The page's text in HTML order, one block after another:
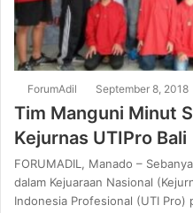
ForumAdil September 8, 2018
Tim Manguni Minut
Kejurnas UTIPro Bali
FORUMADIL, Manado –
dalam Kejuaraan Nasional
Indonesia Profesional (UTI Pro)